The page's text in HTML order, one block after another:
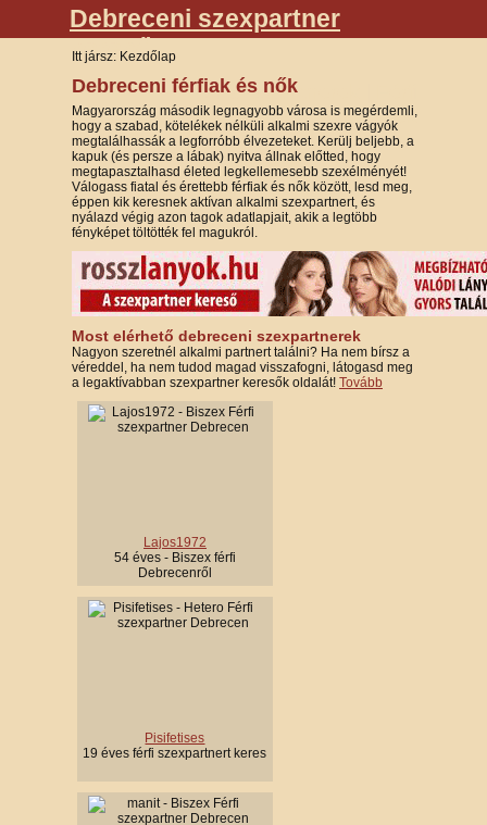
Debreceni szexpartner
kereső
Női szexpartnerek
szexpartnerek
Itt jársz: Kezdőlap
Debreceni férfiak és nők
Magyarország második legnagyobb városa is megérdemli,
hogy a szabad, kötelékek nélküli alkalmi szexre vágyók
megtalálhassák a legforróbb élvezeteket. Kerülj beljebb, a
kapuk (és persze a lábak) nyitva állnak előtted, hogy
megtapasztalhasd életed legkellemesebb szexélményét!
Válogass fiatal és érettebb férfiak és nők között, lesd meg,
éppen kik keresnek aktívan alkalmi szexpartnert, és
nyálazd végig azon tagok adatlapjait, akik a legtöbb
fényképet töltötték fel magukról.
Most elérhető debreceni szexpartnerek
Nagyon szeretnél alkalmi partnert találni? Ha nem bírsz a
véreddel, ha nem tudod magad visszafogni, látogasd meg
a legaktívabban szexpartner keresők oldalát! Tovább
Lajos1972
54 éves - Biszex férfi
Debrecenről
Pisifetises
19 éves férfi szexpartnert keres